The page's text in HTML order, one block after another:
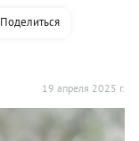
19 апреля 2025 г.
Поделиться